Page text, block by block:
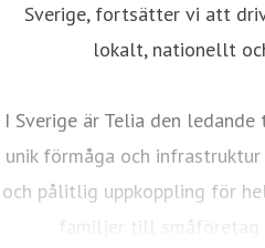
Sverige, fortsätter vi att
lokalt, nationellt
I Sverige är Telia den
unik förmåga och
och pålitlig uppkoppling för
familjer till småföretag